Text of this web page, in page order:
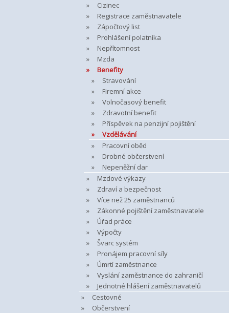
Cizinec
Registrace zaměstnavatele
Zápočtový list
Prohlášení polatníka
Nepřítomnost
Mzda
Benefity
Stravování
Firemní akce
Volnočasový benefit
Zdravotní benefit
Příspěvek na penzijní pojištění
Vzdělávání
Pracovní oběd
Drobné občerstvení
Nepeněžní dar
Mzdové výkazy
Zdraví a bezpečnost
Více než 25 zaměstnanců
Zákonné pojištění zaměstnavatele
Úřad práce
Výpočty
Švarc systém
Pronájem pracovní síly
Úmrtí zaměstnance
Vyslání zaměstnance do zahraničí
Jednotné hlášení zaměstnavatelů
Cestovné
Občerstvení